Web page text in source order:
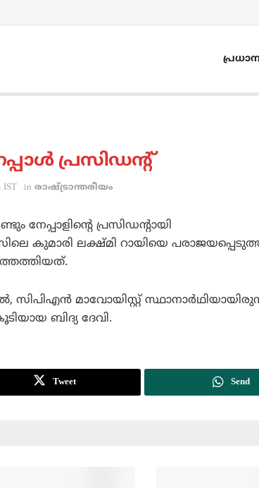
പ്രസിഡന്‍റ്
IST in രാഷ്ട്രാന്തരീയം
നേപ്പാളിന്റെ പ്രസിഡന്റായി
കുമാരി ലക്ഷ്മി റായിയെ
മാവോയിസ്റ്റ്
ബിദ്യ ദേവി.
Tweet Send